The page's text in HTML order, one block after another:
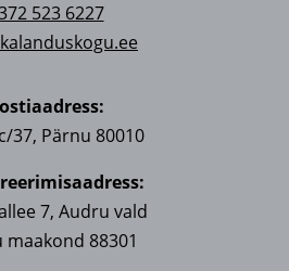
523 6227
37, Pärnu 80010
7, Audru vald
maakond 88301